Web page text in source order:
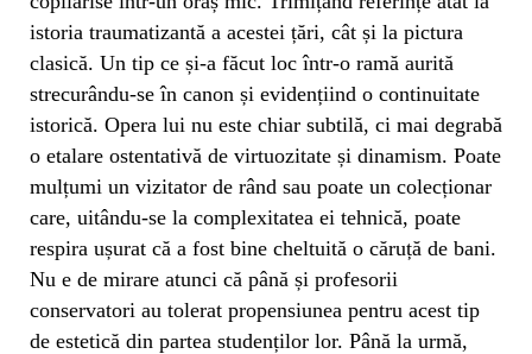
istoria traumatizantă a acestei țări, cât și la pictura
clasică. Un tip ce și-a făcut loc într-o ramă aurită
strecurându-se în canon și evidențiind o continuitate
istorică. Opera lui nu este chiar subtilă, ci mai degrabă
o etalare ostentativă de virtuozitate și dinamism. Poate
mulțumi un vizitator de rând sau poate un colecționar
care, uitându-se la complexitatea ei tehnică, poate
respira ușurat că a fost bine cheltuită o căruță de bani.
Nu e de mirare atunci că până și profesorii
conservatori au tolerat propensiunea pentru acest tip
de estetică din partea studenților lor. Până la urmă,